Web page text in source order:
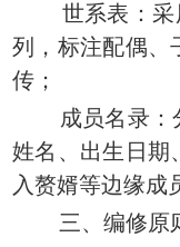
世系表：采
列，标注配偶、
传；
成员名录：
姓名、出生日期
入赘婿等边缘成
三、编修原